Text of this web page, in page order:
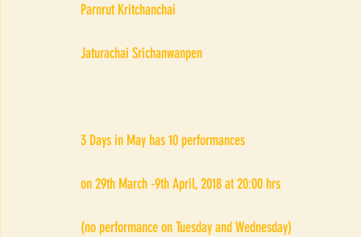
Parnrut Kritchanchai
Jaturachai Srichanwanpen
3 Days in May has 10 performances
on 29th March -9th April, 2018 at 20:00 hrs
(no performance on Tuesday and Wednesday)